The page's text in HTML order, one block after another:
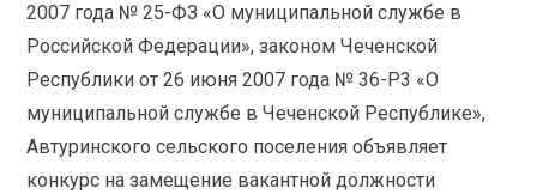
2007 года № 25-ФЗ «О муниципальной службе в
Российской Федерации», законом Чеченской
Республики от 26 июня 2007 года № 36-P3 «О
муниципальной службе в Чеченской Республике»,
Автуринского сельского поселения объявляет
конкурс на замещение вакантной должности